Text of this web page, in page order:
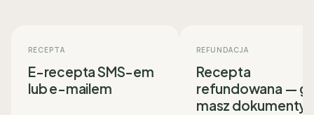
RECEPTA
E-recepta SMS-em
lub e-mailem
REFUNDACJA
Recepta
refundowana —
masz dokumenty